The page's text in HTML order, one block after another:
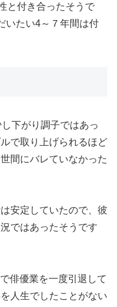
と付き合ったそうで
いたい4～７年間は付
下がり調子ではあっ
で取り上げられるほど
間にバレていなかった
安定していたので、彼
ではあったそうです
俳優業を一度引退して
人生でしたことがない